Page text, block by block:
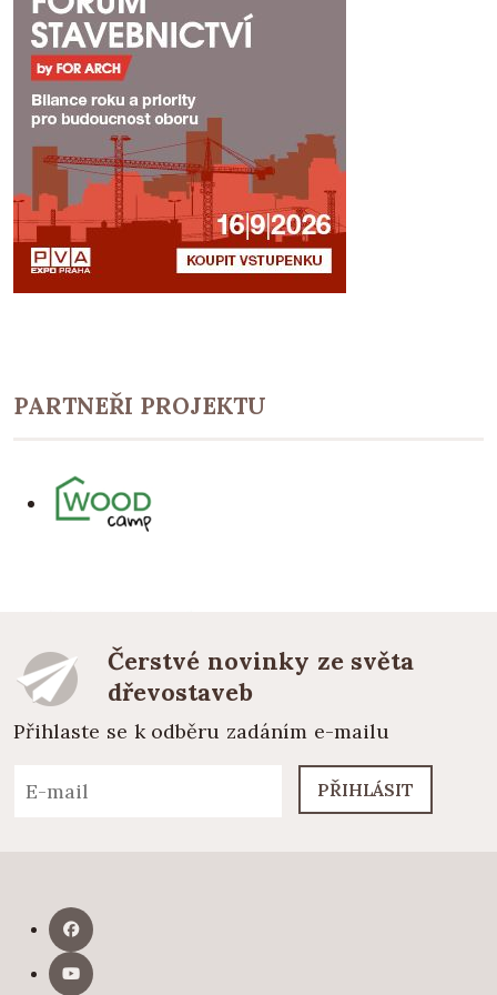
PARTNEŘI PROJEKTU
Čerstvé novinky ze světa
dřevostaveb
Přihlaste se k odběru zadáním e-mailu
PŘIHLÁSIT